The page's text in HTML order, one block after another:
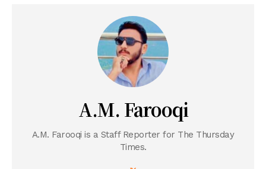
A.M. Farooqi
A.M. Farooqi is a Staff Reporter for The Thursday
Times.